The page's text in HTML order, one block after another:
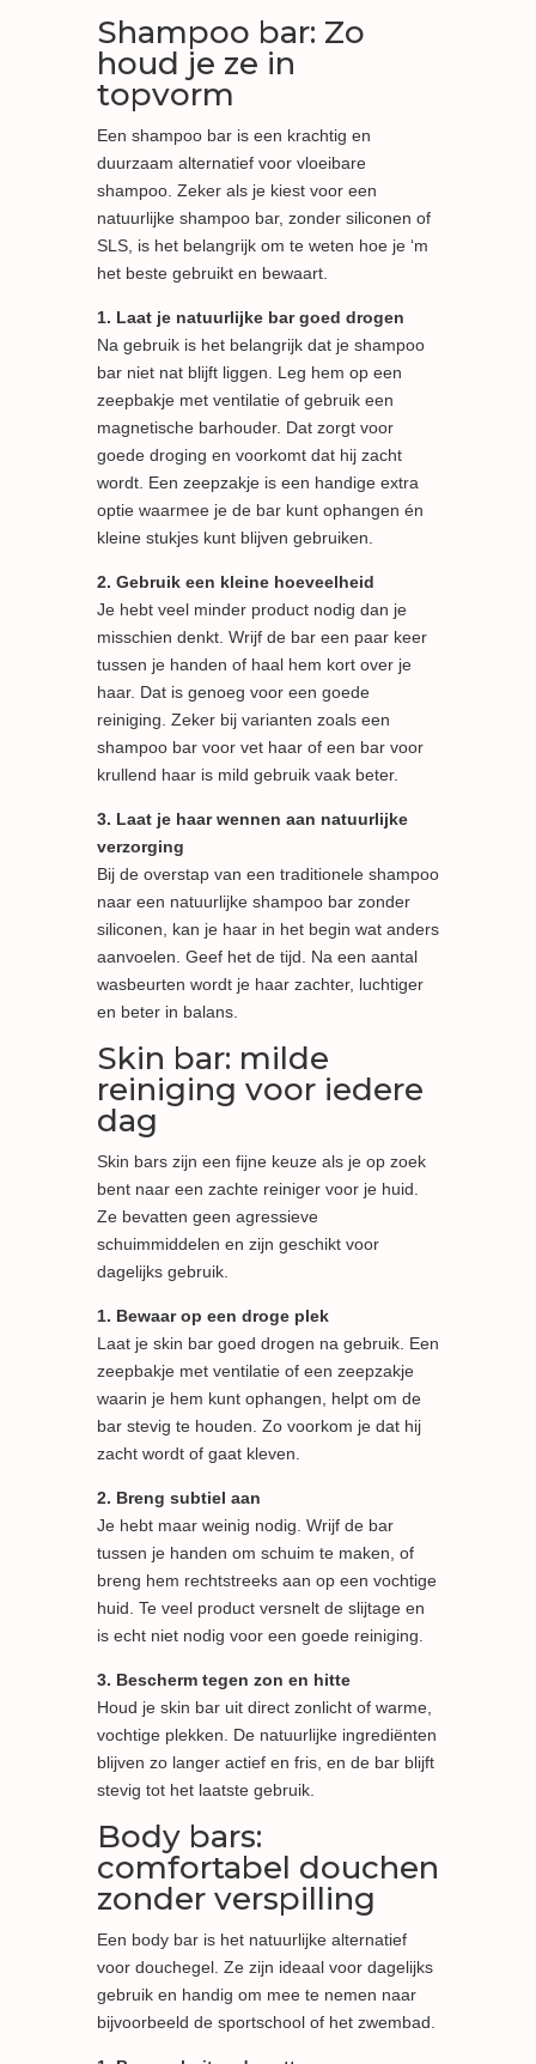
Shampoo bar: Zo
houd je ze in
topvorm
Een shampoo bar is een krachtig en
duurzaam alternatief voor vloeibare
shampoo. Zeker als je kiest voor een
natuurlijke shampoo bar, zonder siliconen of
SLS, is het belangrijk om te weten hoe je ‘m
het beste gebruikt en bewaart.
1. Laat je natuurlijke bar goed drogen
Na gebruik is het belangrijk dat je shampoo
bar niet nat blijft liggen. Leg hem op een
zeepbakje met ventilatie of gebruik een
magnetische barhouder. Dat zorgt voor
goede droging en voorkomt dat hij zacht
wordt. Een zeepzakje is een handige extra
optie waarmee je de bar kunt ophangen én
kleine stukjes kunt blijven gebruiken.
2. Gebruik een kleine hoeveelheid
Je hebt veel minder product nodig dan je
misschien denkt. Wrijf de bar een paar keer
tussen je handen of haal hem kort over je
haar. Dat is genoeg voor een goede
reiniging. Zeker bij varianten zoals een
shampoo bar voor vet haar of een bar voor
krullend haar is mild gebruik vaak beter.
3. Laat je haar wennen aan natuurlijke
verzorging
Bij de overstap van een traditionele shampoo
naar een natuurlijke shampoo bar zonder
siliconen, kan je haar in het begin wat anders
aanvoelen. Geef het de tijd. Na een aantal
wasbeurten wordt je haar zachter, luchtiger
en beter in balans.
Skin bar: milde
reiniging voor iedere
dag
Skin bars zijn een fijne keuze als je op zoek
bent naar een zachte reiniger voor je huid.
Ze bevatten geen agressieve
schuimmiddelen en zijn geschikt voor
dagelijks gebruik.
1. Bewaar op een droge plek
Laat je skin bar goed drogen na gebruik. Een
zeepbakje met ventilatie of een zeepzakje
waarin je hem kunt ophangen, helpt om de
bar stevig te houden. Zo voorkom je dat hij
zacht wordt of gaat kleven.
2. Breng subtiel aan
Je hebt maar weinig nodig. Wrijf de bar
tussen je handen om schuim te maken, of
breng hem rechtstreeks aan op een vochtige
huid. Te veel product versnelt de slijtage en
is echt niet nodig voor een goede reiniging.
3. Bescherm tegen zon en hitte
Houd je skin bar uit direct zonlicht of warme,
vochtige plekken. De natuurlijke ingrediënten
blijven zo langer actief en fris, en de bar blijft
stevig tot het laatste gebruik.
Body bars:
comfortabel douchen
zonder verspilling
Een body bar is het natuurlijke alternatief
voor douchegel. Ze zijn ideaal voor dagelijks
gebruik en handig om mee te nemen naar
bijvoorbeeld de sportschool of het zwembad.